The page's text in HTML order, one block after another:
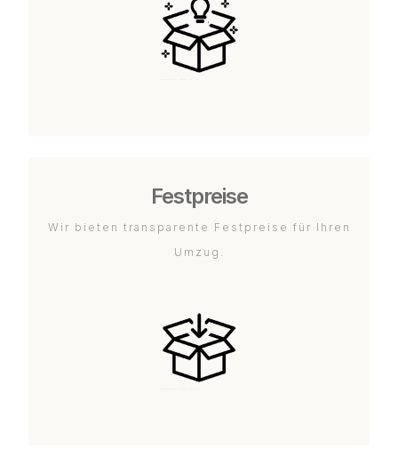
Festpreise
Wir bieten transparente Festpreise für Ihren
Umzug.